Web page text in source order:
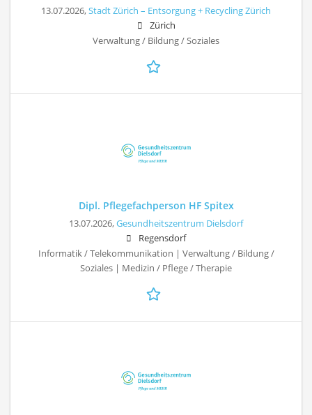
13.07.2026,Stadt Zürich – Entsorgung + Recycling Zürich
Zürich
Verwaltung / Bildung / Soziales
Dipl. Pflegefachperson HF Spitex
13.07.2026,Gesundheitszentrum Dielsdorf
Regensdorf
Informatik / Telekommunikation | Verwaltung / Bildung /
Soziales | Medizin / Pflege / Therapie